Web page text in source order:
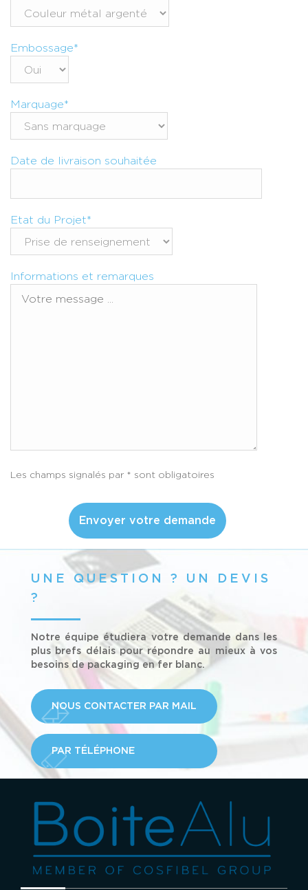
Embossage*
Marquage*
Date de livraison souhaitée
Etat du Projet*
Informations et remarques
Les champs signalés par * sont obligatoires
UNE QUESTION ? UN DEVIS
?
Notre équipe étudiera votre demande dans les
plus brefs délais pour répondre au mieux à vos
besoins de packaging en fer blanc.
NOUS CONTACTER PAR MAIL
PAR TÉLÉPHONE